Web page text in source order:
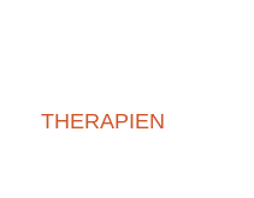
THERAPIEN